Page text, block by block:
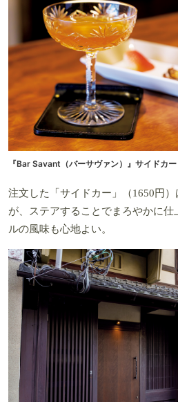
『Bar Savant（バーサヴァン）』サイドカ
注文した「サイドカー」（1650円
が、ステアすることでまろやかに
ルの風味も心地よい。